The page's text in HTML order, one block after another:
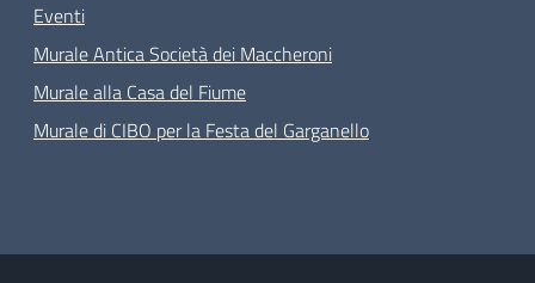
Eventi
Murale Antica Società dei Maccheroni
Murale alla Casa del Fiume
Murale di CIBO per la Festa del Garganello